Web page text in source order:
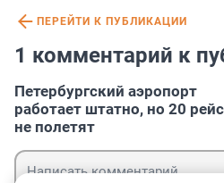
ПЕРЕЙТИ К ПУБЛИКАЦИИ
1 комментарий к
Петербургский аэропорт
работает штатно, но 20
не полетят